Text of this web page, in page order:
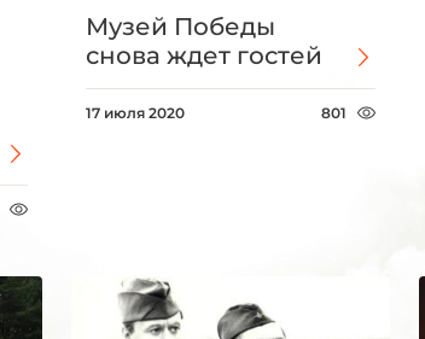
Музей Победы
снова ждет гостей
17 июля 2020 801